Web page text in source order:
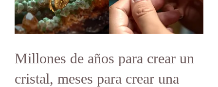
Millones de años para crear un
cristal, meses para crear una